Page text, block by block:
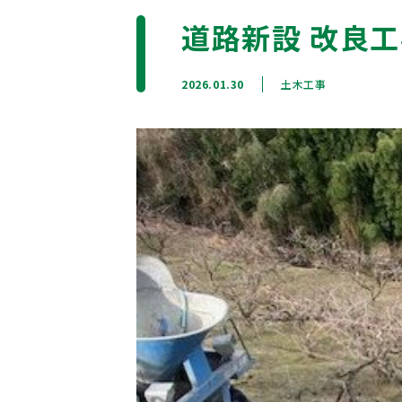
道路新設 改良
2026.01.30 土木工事